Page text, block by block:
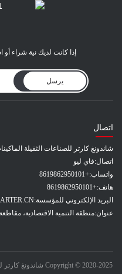
إذا كانت لديك نية شراء أو
يرسل
اتصال
شاندونغ كارتر للصناعات الثقيلة
اتصال:فاي ليو
واتساب:+8619862950101
هاتف:+8619862950101
البريد الإلكتروني للمؤسسة:
عنوان:منطقة التنمية الاقتصادية،
Copyright © 2020-2025 شاندونغ كارتر للصناعات الثقيلة الماكينات والشركة المحدودة.